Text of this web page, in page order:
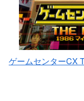
ゲームセンターCX